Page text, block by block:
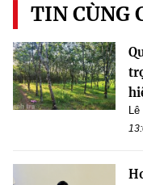
TIN CÙNG